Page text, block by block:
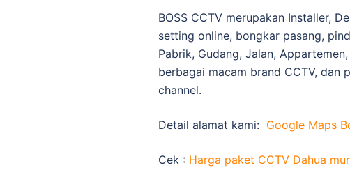
BOSS CCTV merupakan Installer,
setting online, bongkar pasang,
Pabrik, Gudang, Jalan,
berbagai macam brand CCTV, dan
channel.
Detail alamat kami: Google Maps
Cek : Harga paket CCTV Dahua